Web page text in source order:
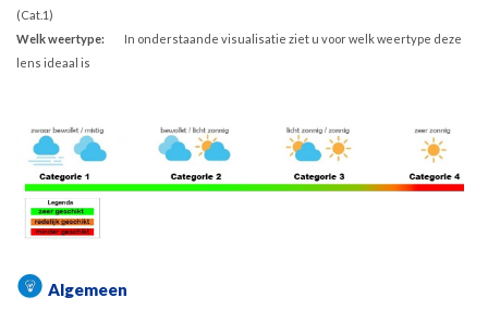
(Cat.1)
Welk weertype: In onderstaande visualisatie ziet u voor welk weertype deze
lens ideaal is
Algemeen